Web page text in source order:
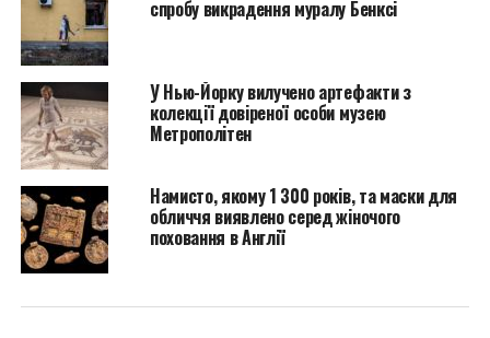
шахраями невдовзі
після крадіжки 13
листопада 2021 року за
$490 000”, – повідомляє
Elliptic. “Тим часом у
результаті найбільшої
крадіжки в окремої
жертви 28 грудня 2021
року було викрадено 16
спробу викрадення муралу Бенксі
У Нью-Йорку вилучено артефакти з
колекції довіреної особи музею
Метрополітен
Намисто, якому 1 300 років, та маски для
обличчя виявлено серед жіночого
поховання в Англії